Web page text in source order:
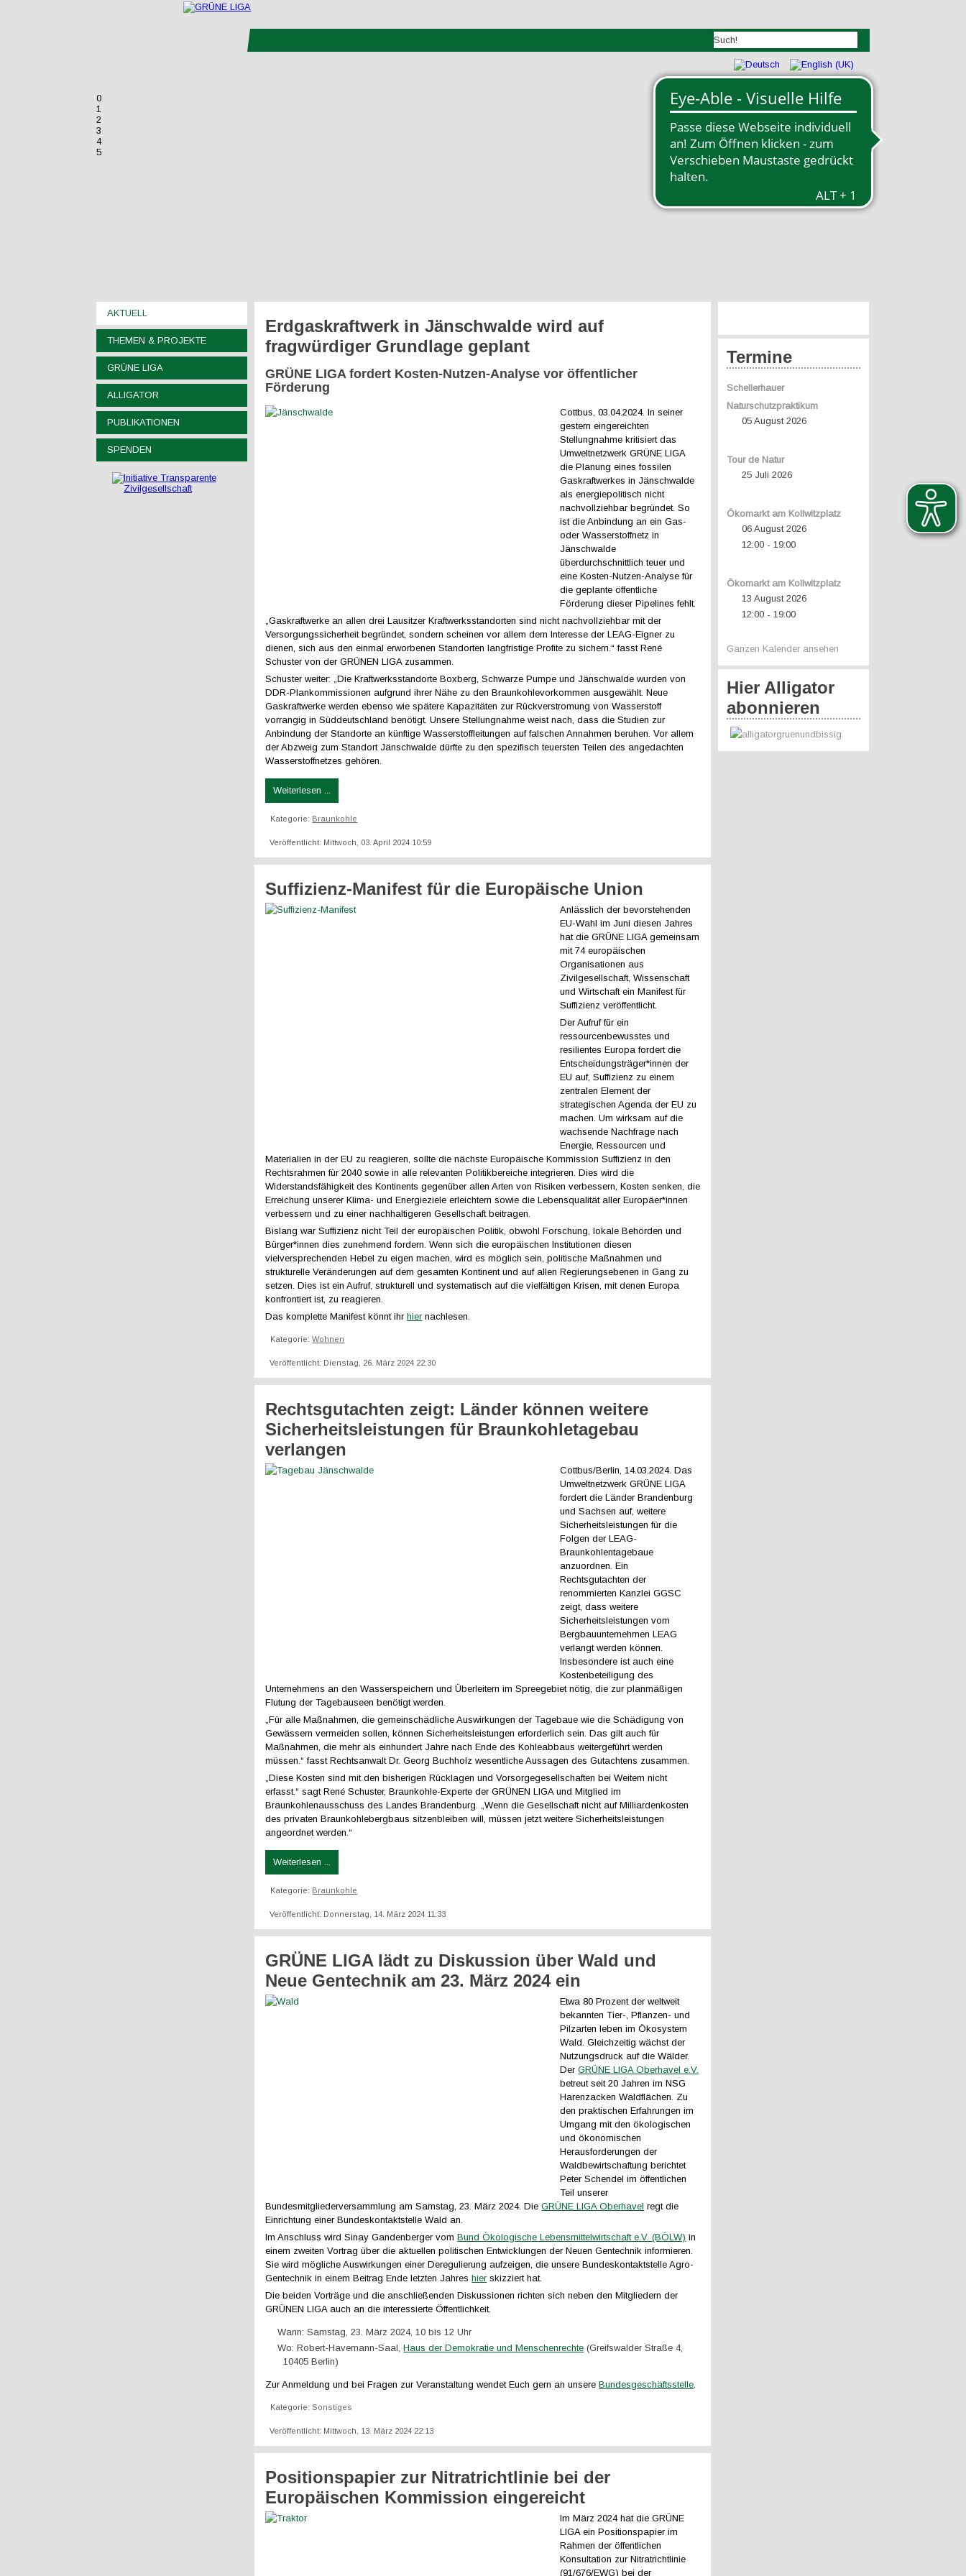
0
1
2
3
4
5
AKTUELL
THEMEN & PROJEKTE
GRÜNE LIGA
ALLIGATOR
PUBLIKATIONEN
SPENDEN
Erdgaskraftwerk in Jänschwalde wird auf
fragwürdiger Grundlage geplant
GRÜNE LIGA fordert Kosten-Nutzen-Analyse vor öffentlicher
Förderung
Cottbus, 03.04.2024. In seiner
gestern eingereichten
Stellungnahme kritisiert das
Umweltnetzwerk GRÜNE LIGA
die Planung eines fossilen
Gaskraftwerkes in Jänschwalde
als energiepolitisch nicht
nachvollziehbar begründet. So
ist die Anbindung an ein Gas-
oder Wasserstoffnetz in
Jänschwalde
überdurchschnittlich teuer und
eine Kosten-Nutzen-Analyse für
die geplante öffentliche
Förderung dieser Pipelines fehlt.
„Gaskraftwerke an allen drei Lausitzer Kraftwerksstandorten sind nicht nachvollziehbar mit der
Versorgungssicherheit begründet, sondern scheinen vor allem dem Interesse der LEAG-Eigner zu
dienen, sich aus den einmal erworbenen Standorten langfristige Profite zu sichern.“ fasst René
Schuster von der GRÜNEN LIGA zusammen.
Schuster weiter: „Die Kraftwerksstandorte Boxberg, Schwarze Pumpe und Jänschwalde wurden von
DDR-Plankommissionen aufgrund ihrer Nähe zu den Braunkohlevorkommen ausgewählt. Neue
Gaskraftwerke werden ebenso wie spätere Kapazitäten zur Rückverstromung von Wasserstoff
vorrangig in Süddeutschland benötigt. Unsere Stellungnahme weist nach, dass die Studien zur
Anbindung der Standorte an künftige Wasserstoffleitungen auf falschen Annahmen beruhen. Vor allem
der Abzweig zum Standort Jänschwalde dürfte zu den spezifisch teuersten Teilen des angedachten
Wasserstoffnetzes gehören.
Weiterlesen ...
Kategorie: Braunkohle
Veröffentlicht: Mittwoch, 03. April 2024 10:59
Suffizienz-Manifest für die Europäische Union
Anlässlich der bevorstehenden
EU-Wahl im Juni diesen Jahres
hat die GRÜNE LIGA gemeinsam
mit 74 europäischen
Organisationen aus
Zivilgesellschaft, Wissenschaft
und Wirtschaft ein Manifest für
Suffizienz veröffentlicht.
Der Aufruf für ein
ressourcenbewusstes und
resilientes Europa fordert die
Entscheidungsträger*innen der
EU auf, Suffizienz zu einem
zentralen Element der
strategischen Agenda der EU zu
machen. Um wirksam auf die
wachsende Nachfrage nach
Energie, Ressourcen und
Materialien in der EU zu reagieren, sollte die nächste Europäische Kommission Suffizienz in den
Rechtsrahmen für 2040 sowie in alle relevanten Politikbereiche integrieren. Dies wird die
Widerstandsfähigkeit des Kontinents gegenüber allen Arten von Risiken verbessern, Kosten senken, die
Erreichung unserer Klima- und Energieziele erleichtern sowie die Lebensqualität aller Europäer*innen
verbessern und zu einer nachhaltigeren Gesellschaft beitragen.
Bislang war Suffizienz nicht Teil der europäischen Politik, obwohl Forschung, lokale Behörden und
Bürger*innen dies zunehmend fordern. Wenn sich die europäischen Institutionen diesen
vielversprechenden Hebel zu eigen machen, wird es möglich sein, politische Maßnahmen und
strukturelle Veränderungen auf dem gesamten Kontinent und auf allen Regierungsebenen in Gang zu
setzen. Dies ist ein Aufruf, strukturell und systematisch auf die vielfältigen Krisen, mit denen Europa
konfrontiert ist, zu reagieren.
Das komplette Manifest könnt ihrhier nachlesen.
Kategorie:Wohnen
Veröffentlicht: Dienstag, 26. März 2024 22:30
Rechtsgutachten zeigt: Länder können weitere
Sicherheitsleistungen für Braunkohletagebau
verlangen
Cottbus/Berlin, 14.03.2024. Das
Umweltnetzwerk GRÜNE LIGA
fordert die Länder Brandenburg
und Sachsen auf, weitere
Sicherheitsleistungen für die
Folgen der LEAG-
Braunkohlentagebaue
anzuordnen. Ein
Rechtsgutachten der
renommierten Kanzlei GGSC
zeigt, dass weitere
Sicherheitsleistungen vom
Bergbauunternehmen LEAG
verlangt werden können.
Insbesondere ist auch eine
Kostenbeteiligung des
Unternehmens an den Wasserspeichern und Überleitern im Spreegebiet nötig, die zur planmäßigen
Flutung der Tagebauseen benötigt werden.
„Für alle Maßnahmen, die gemeinschädliche Auswirkungen der Tagebaue wie die Schädigung von
Gewässern vermeiden sollen, können Sicherheitsleistungen erforderlich sein. Das gilt auch für
Maßnahmen, die mehr als einhundert Jahre nach Ende des Kohleabbaus weitergeführt werden
müssen.“ fasst Rechtsanwalt Dr. Georg Buchholz wesentliche Aussagen des Gutachtens zusammen.
„Diese Kosten sind mit den bisherigen Rücklagen und Vorsorgegesellschaften bei Weitem nicht
erfasst.“ sagt René Schuster, Braunkohle-Experte der GRÜNEN LIGA und Mitglied im
Braunkohlenausschuss des Landes Brandenburg. „Wenn die Gesellschaft nicht auf Milliardenkosten
des privaten Braunkohlebergbaus sitzenbleiben will, müssen jetzt weitere Sicherheitsleistungen
angeordnet werden.“
Weiterlesen ...
Kategorie: Braunkohle
Veröffentlicht: Donnerstag, 14. März 2024 11:33
GRÜNE LIGA lädt zu Diskussion über Wald und
Neue Gentechnik am 23. März 2024 ein
Etwa 80 Prozent der weltweit
bekannten Tier-, Pflanzen- und
Pilzarten leben im Ökosystem
Wald. Gleichzeitig wächst der
Nutzungsdruck auf die Wälder.
DerGRÜNE LIGA Oberhavel e.V.
betreut seit 20 Jahren im NSG
Harenzacken Waldflächen. Zu
den praktischen Erfahrungen im
Umgang mit den ökologischen
und ökonomischen
Herausforderungen der
Waldbewirtschaftung berichtet
Peter Schendel im öffentlichen
Teil unserer
Bundesmitgliederversammlung am Samstag, 23. März 2024. DieGRÜNE LIGA Oberhavel regt die
Einrichtung einer Bundeskontaktstelle Wald an.
Im Anschluss wird Sinay Gandenberger vomBund Ökologische Lebensmittelwirtschaft e.V. (BÖLW) in
einem zweiten Vortrag über die aktuellen politischen Entwicklungen der Neuen Gentechnik informieren.
Sie wird mögliche Auswirkungen einer Deregulierung aufzeigen, die unsere Bundeskontaktstelle Agro-
Gentechnik in einem Beitrag Ende letzten Jahreshier skizziert hat.
Die beiden Vorträge und die anschließenden Diskussionen richten sich neben den Mitgliedern der
GRÜNEN LIGA auch an die interessierte Öffentlichkeit.
Wann: Samstag, 23. März 2024, 10 bis 12 Uhr
Wo: Robert-Havemann-Saal,Haus der Demokratie und Menschenrechte (Greifswalder Straße 4,
10405 Berlin)
Zur Anmeldung und bei Fragen zur Veranstaltung wendet Euch gern an unsereBundesgeschäftsstelle.
Kategorie:Sonstiges
Veröffentlicht: Mittwoch, 13. März 2024 22:13
Positionspapier zur Nitratrichtlinie bei der
Europäischen Kommission eingereicht
Im März 2024 hat die GRÜNE
LIGA ein Positionspapier im
Rahmen der öffentlichen
Konsultation zur Nitratrichtlinie
(91/676/EWG) bei der
Termine
Schellerhauer
Naturschutzpraktikum
05 August 2026
Tour de Natur
25 Juli 2026
Ökomarkt am Kollwitzplatz
06 August 2026
12:00 -19:00
Ökomarkt am Kollwitzplatz
13 August 2026
12:00 -19:00
Ganzen Kalender ansehen
Hier Alligator
abonnieren